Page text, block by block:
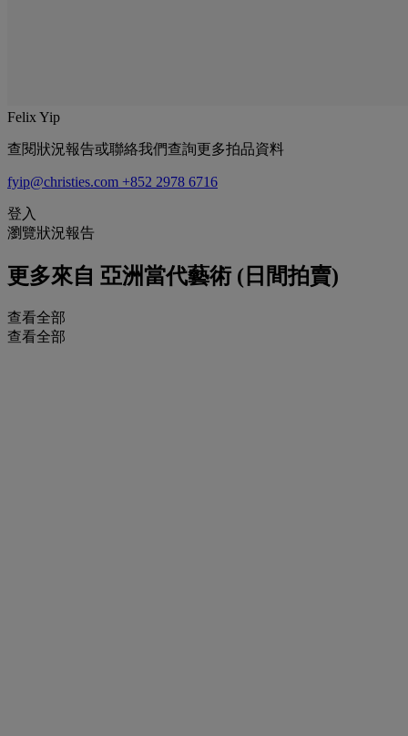
Felix Yip
查閱狀況報告或聯絡我們查詢更多拍品資料
fyip@christies.com +852 2978 6716
登入
瀏覽狀況報告
更多來自 亞洲當代藝術 (日間拍賣)
查看全部
查看全部